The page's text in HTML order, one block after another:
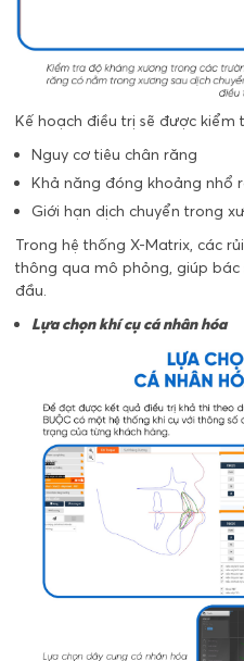
Kế hoạch điều trị sẽ được kiểm
Nguy cơ tiêu chân răng
Khả năng đóng khoảng nhổ
Giới hạn dịch chuyển trong
Trong hệ thống X-Matrix, các
thông qua mô phỏng, giúp bác
đầu.
Lựa chọn khí cụ cá nhân hóa